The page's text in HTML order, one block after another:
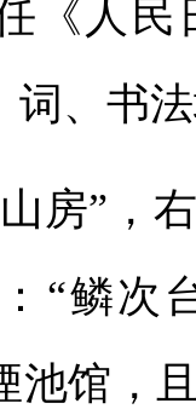
《人
词、书
房”，
“鳞次
池馆，